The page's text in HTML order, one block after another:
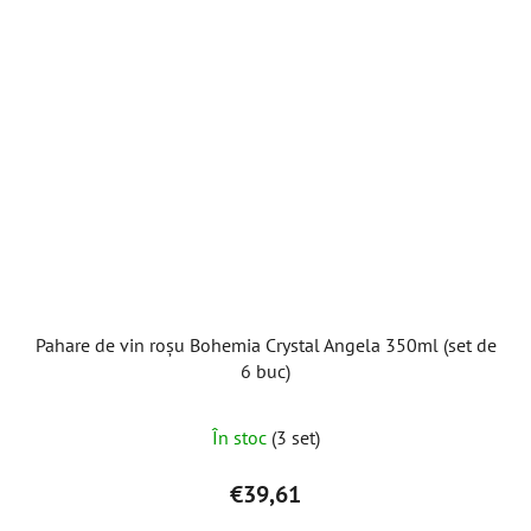
Pahare de vin roșu Bohemia Crystal Angela 350ml (set de
6 buc)
În stoc (3 set)
€39,61